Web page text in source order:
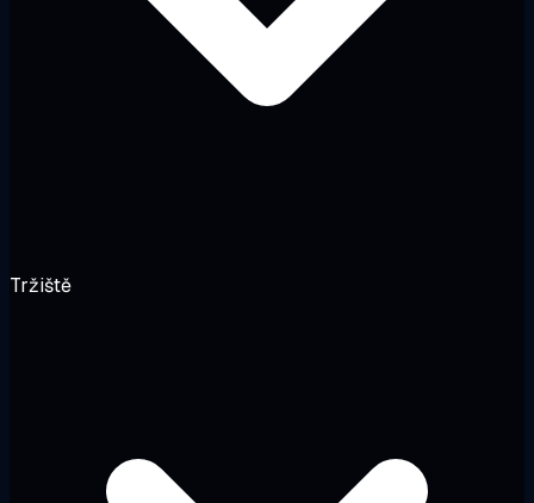
Tržiště